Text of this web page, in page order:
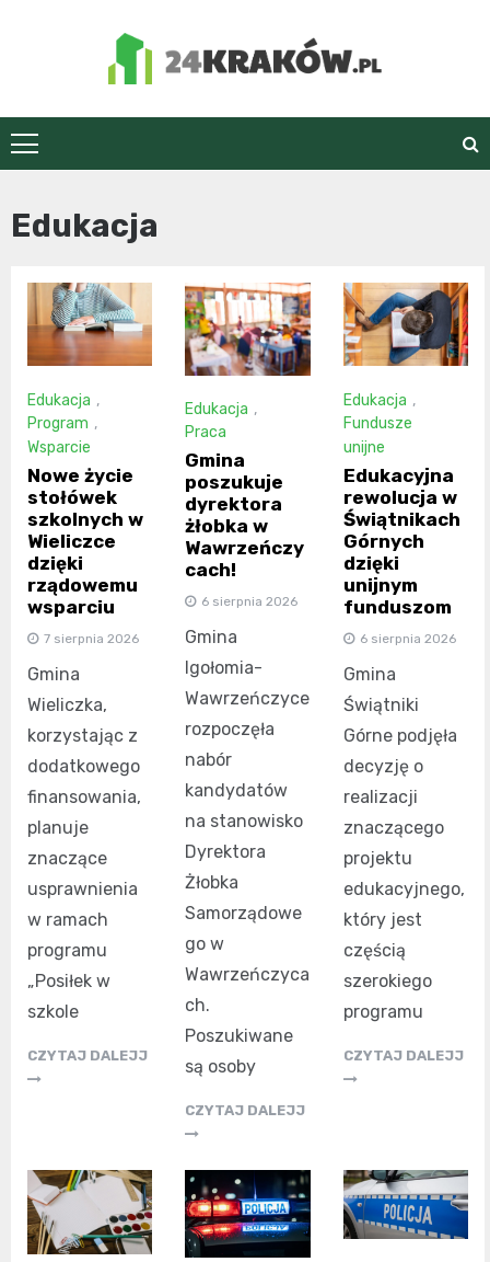
24Kraków.pl
Edukacja
Edukacja ,
Program ,
Wsparcie
Nowe życie
stołówek
szkolnych w
Wieliczce
dzięki
rządowemu
wsparciu
7 sierpnia 2026
Gmina
Wieliczka,
korzystając z
dodatkowego
finansowania,
planuje
znaczące
usprawnienia
w ramach
programu
„Posiłek w
szkole
CZYTAJ DALEJJ
Edukacja ,
Praca
Gmina
poszukuje
dyrektora
żłobka w
Wawrzeńczy
cach!
6 sierpnia 2026
Gmina
Igołomia-
Wawrzeńczyce
rozpoczęła
nabór
kandydatów
na stanowisko
Dyrektora
Żłobka
Samorządowe
go w
Wawrzeńczyca
ch.
Poszukiwane
są osoby
CZYTAJ DALEJJ
Edukacja ,
Fundusze
unijne
Edukacyjna
rewolucja w
Świątnikach
Górnych
dzięki
unijnym
funduszom
6 sierpnia 2026
Gmina
Świątniki
Górne podjęła
decyzję o
realizacji
znaczącego
projektu
edukacyjnego,
który jest
częścią
szerokiego
programu
CZYTAJ DALEJJ